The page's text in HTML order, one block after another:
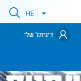
פתיחתHE
דיגיתל שלי